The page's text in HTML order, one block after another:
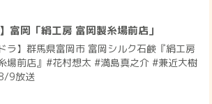
】富岡「絹工房 富岡製糸場前店」
ラ】群馬県富岡市 富岡シルク石鹸『絹工房
場前店』#花村想太 #満島真之介 #兼近大樹
9放送